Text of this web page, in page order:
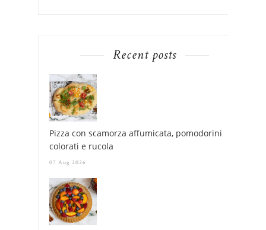
Recent posts
Pizza con scamorza affumicata, pomodorini
colorati e rucola
07 Aug 2026